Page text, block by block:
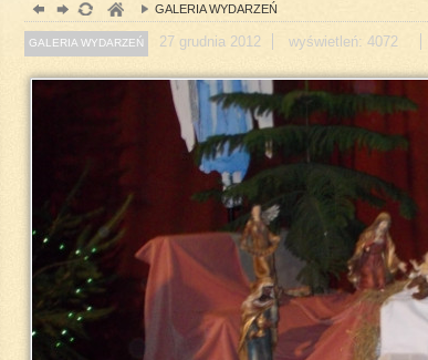
GALERIA WYDARZEŃ
GALERIA WYDARZEŃ 27 grudnia 2012 wyświetleń: 4072